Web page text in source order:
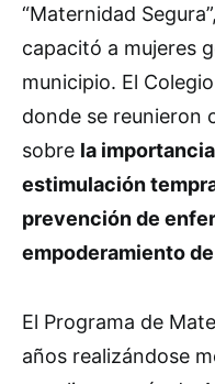
“Maternidad
capacitó a mujeres
municipio. El
donde se reunieron
sobre la
estimulación
prevención de
empoderamiento
El Programa de
años realizándose